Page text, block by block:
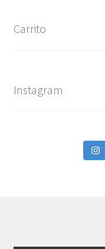
Carrito
Instagram